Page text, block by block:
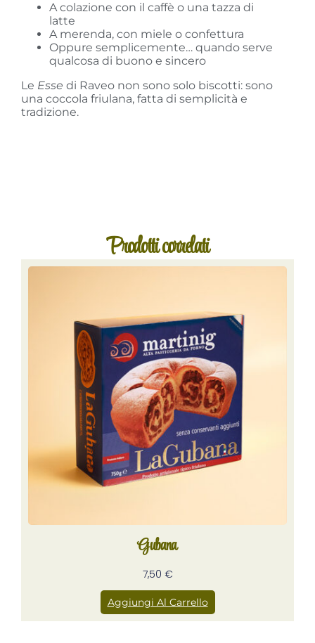
A colazione con il caffè o una tazza di
latte
A merenda, con miele o confettura
Oppure semplicemente… quando serve
qualcosa di buono e sincero
Le Esse di Raveo non sono solo biscotti: sono
una coccola friulana, fatta di semplicità e
tradizione.
Prodotti correlati
Gubana
7,50 €
Aggiungi Al Carrello